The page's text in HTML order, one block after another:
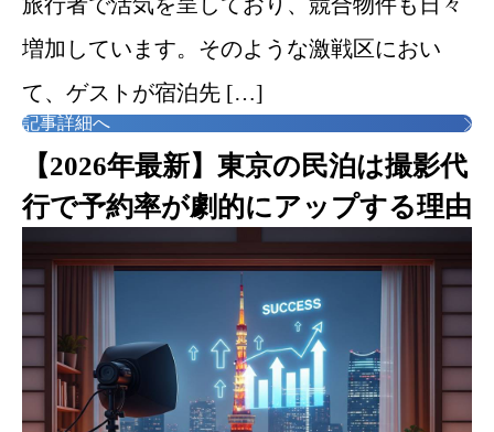
増加しています。そのような激戦区におい
て、ゲストが宿泊先 […]
記事詳細へ
【2026年最新】東京の民泊は撮影代
行で予約率が劇的にアップする理由